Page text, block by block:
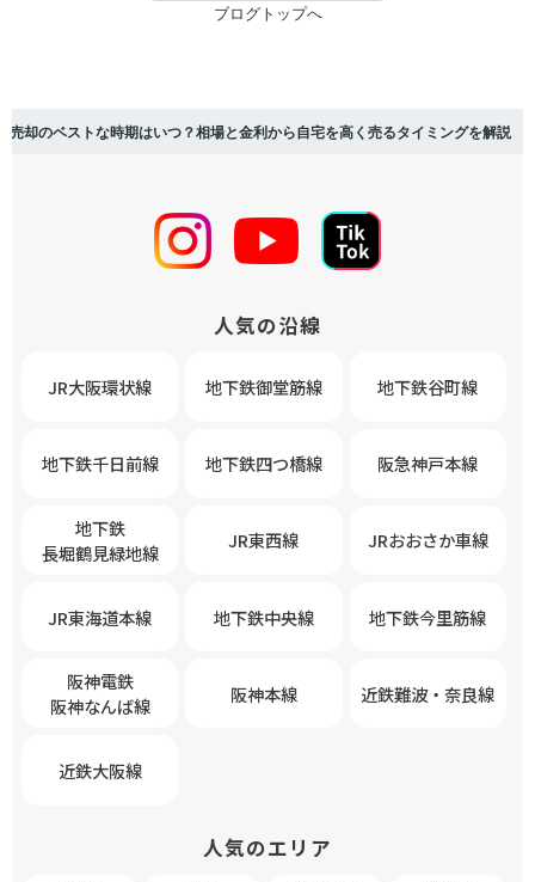
ブログトップへ
売却のベストな時期はいつ？相場と金利から自宅を高く売るタイミングを解説
人気の沿線
JR大阪環状線 地下鉄御堂筋線 地下鉄谷町線
地下鉄千日前線 地下鉄四つ橋線 阪急神戸本線
地下鉄
長堀鶴見緑地線
JR東西線 JRおおさか車線
JR東海道本線 地下鉄中央線 地下鉄今里筋線
阪神電鉄
阪神なんば線
阪神本線 近鉄難波・奈良線
近鉄大阪線
人気のエリア